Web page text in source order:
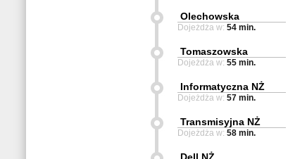
Olechowska
Dojeżdża w: 54 min.
Tomaszowska
Dojeżdża w: 55 min.
Informatyczna NŻ
Dojeżdża w: 57 min.
Transmisyjna NŻ
Dojeżdża w: 58 min.